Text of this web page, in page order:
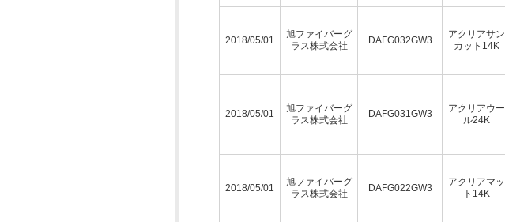
2018/05/01
旭ファイバーグ
ラス株式会社
DAFG032GW3
アクリアサン
カット14K
2018/05/01
旭ファイバーグ
ラス株式会社
DAFG031GW3
アクリアウー
ル24K
2018/05/01
旭ファイバーグ
ラス株式会社
DAFG022GW3
アクリアマッ
ト14K